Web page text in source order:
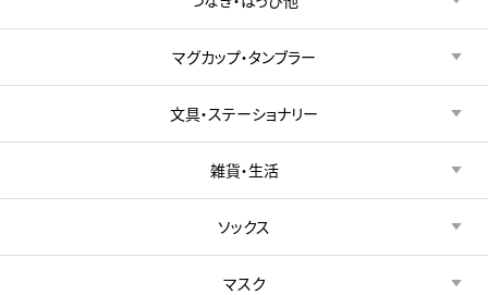
マグカップ・タンブラー
文具・ステーショナリー
雑貨・生活
ソックス
マスク